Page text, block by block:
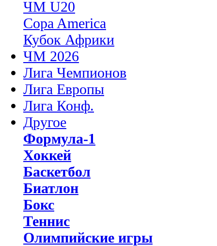
ЧМ U20
Copa America
Кубок Африки
ЧМ 2026
Лига Чемпионов
Лига Европы
Лига Конф.
Другое
Формула-1
Хоккей
Баскетбол
Биатлон
Бокс
Теннис
Олимпийские игры